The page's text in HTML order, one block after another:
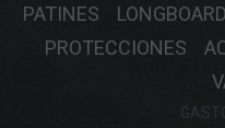
PATINES LONGBOARD
PROTECCIONES